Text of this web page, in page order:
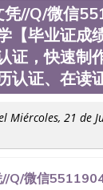
凭//Q/微信
【毕业证成
证，快速制
认证、在读
Miércoles, 21 de
//Q/微信